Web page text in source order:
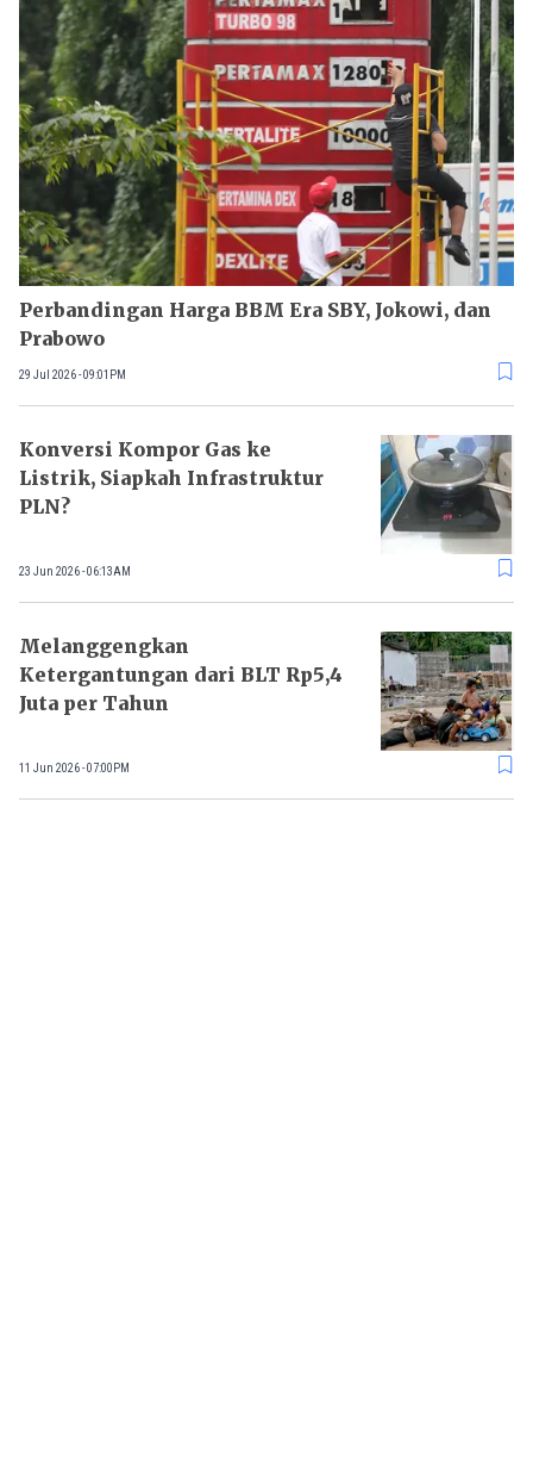
Perbandingan Harga BBM Era SBY, Jokowi, dan
Prabowo
29 Jul 2026 - 09:01PM
Konversi Kompor Gas ke
Listrik, Siapkah Infrastruktur
PLN?
23 Jun 2026 - 06:13AM
Melanggengkan
Ketergantungan dari BLT Rp5,4
Juta per Tahun
11 Jun 2026 - 07:00PM